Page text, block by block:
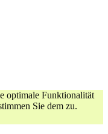
optimale Funktionalität
Sie dem zu.